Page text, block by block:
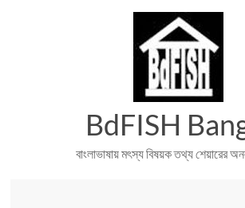
BdFISH
বাংলাভাষায় মৎস্য বিষয়ক তথ্য শেয়ারের